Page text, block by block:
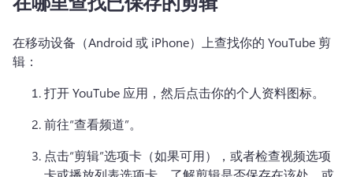
在移动设备（Android 或 iPhone）上查找你的 YouTube 剪
辑：
打开 YouTube 应用，然后点击你的个人资料图标。
前往“查看频道”。
点击“剪辑”选项卡（如果可用），或者检查视频选项